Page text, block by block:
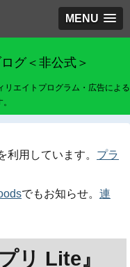
MENU
グ＜非公式＞
リエイトプログラム・広告による
利用しています。 プラ
でもお知らせ。 連
リ Lite』